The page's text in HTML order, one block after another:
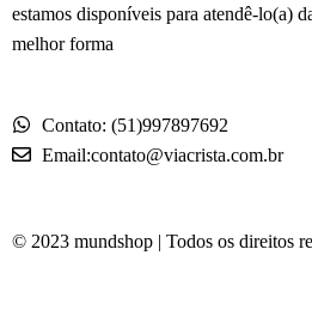
estamos disponíveis para atendê-lo(a)
melhor forma
Contato: (51)997897692
Email:contato@viacrista.com.br
© 2023 mundshop | Todos os direitos